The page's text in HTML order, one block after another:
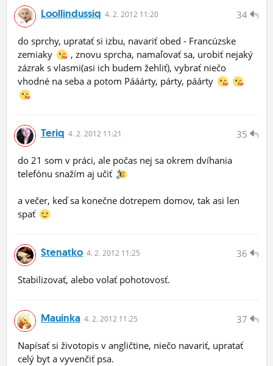
34
Loollindussiq 4. 2. 2012 11:20
do sprchy, upratať si izbu, navariť obed - Francúzske
zemiaky
, znovu sprcha, namaľovať sa, urobiť nejaký
zázrak s vlasmi(asi ich budem žehliť), vybrať niečo
vhodné na seba a potom Pááárty, párty, páárty
35
Teriq 4. 2. 2012 11:21
do 21 som v práci, ale počas nej sa okrem dvíhania
telefónu snažím aj učiť
a večer, keď sa konečne dotrepem domov, tak asi len
spať
36
Stenatko 4. 2. 2012 11:25
Stabilizovať, alebo volať pohotovosť.
37
Mauinka 4. 2. 2012 11:25
Napísať si životopis v angličtine, niečo navariť, upratať
celý byt a vyvenčiť psa.